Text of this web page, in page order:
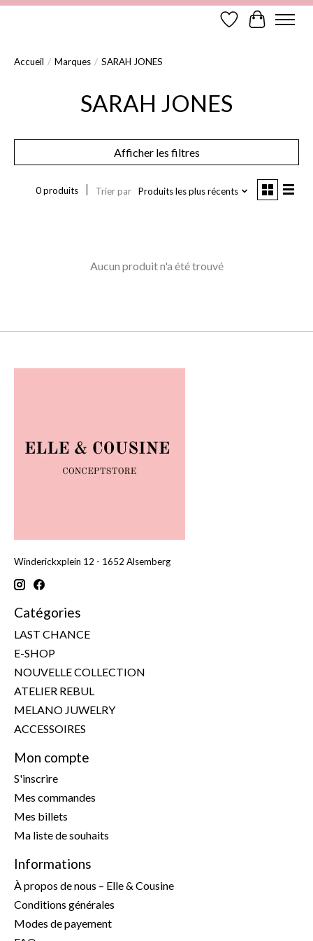
Liste de souhaits
Panier
Accueil / Marques / SARAH JONES
SARAH JONES
Afficher les filtres
0 produits Trier par Produits les plus récents
Aucun produit n'a été trouvé
Winderickxplein 12 - 1652 Alsemberg
Catégories
LAST CHANCE
E-SHOP
NOUVELLE COLLECTION
ATELIER REBUL
MELANO JUWELRY
ACCESSOIRES
Mon compte
S'inscrire
Mes commandes
Mes billets
Ma liste de souhaits
Informations
À propos de nous – Elle & Cousine
Conditions générales
Modes de payement